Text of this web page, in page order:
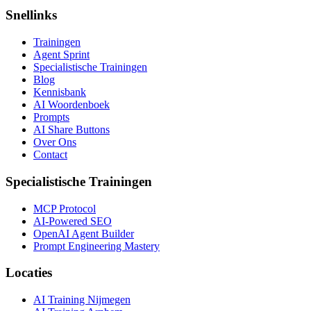
Snellinks
Trainingen
Agent Sprint
Specialistische Trainingen
Blog
Kennisbank
AI Woordenboek
Prompts
AI Share Buttons
Over Ons
Contact
Specialistische Trainingen
MCP Protocol
AI-Powered SEO
OpenAI Agent Builder
Prompt Engineering Mastery
Locaties
AI Training Nijmegen